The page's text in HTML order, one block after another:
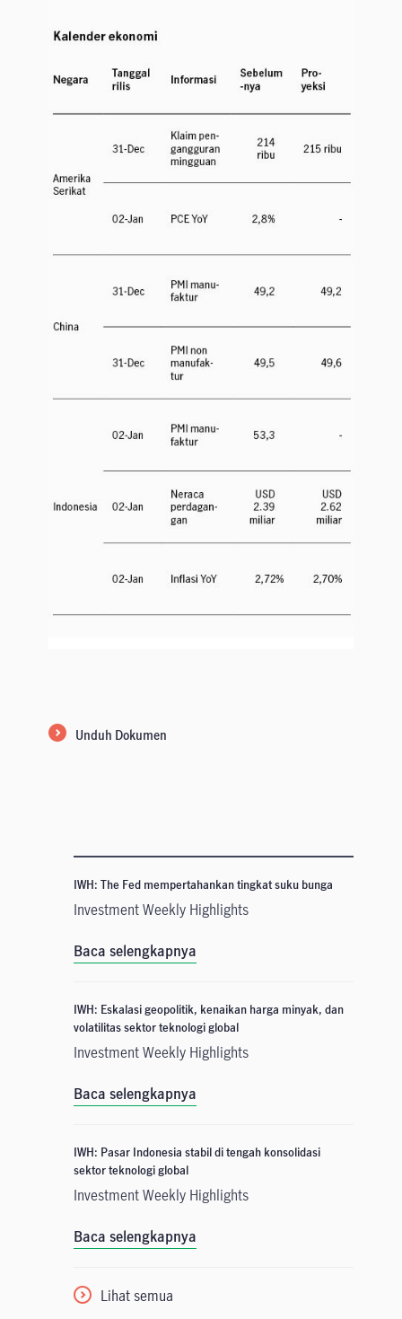
Unduh Dokumen
IWH: The Fed mempertahankan tingkat suku bunga
Investment Weekly Highlights
Baca selengkapnya
IWH: Eskalasi geopolitik, kenaikan harga minyak, dan
volatilitas sektor teknologi global
Investment Weekly Highlights
Baca selengkapnya
IWH: Pasar Indonesia stabil di tengah konsolidasi
sektor teknologi global
Investment Weekly Highlights
Baca selengkapnya
Lihat semua